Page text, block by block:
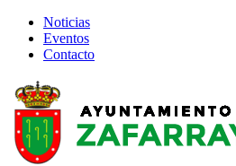
Noticias
Eventos
Contacto